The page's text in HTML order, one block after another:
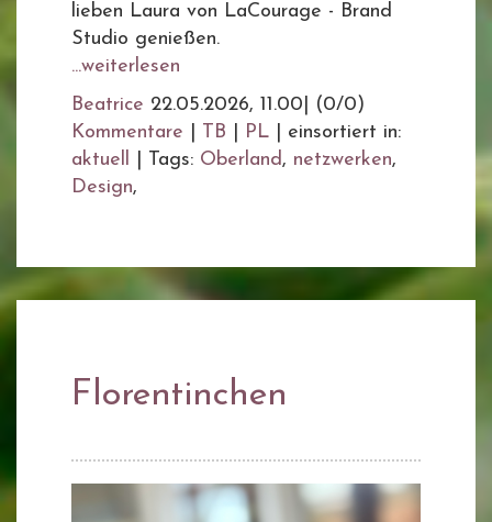
lieben Laura von LaCourage - Brand
Studio genießen.
...weiterlesen
Beatrice 22.05.2026, 11.00
(0/0)
Kommentare
TB PL
einsortiert in:
aktuell
Tags: Oberland, netzwerken,
Design,
Florentinchen